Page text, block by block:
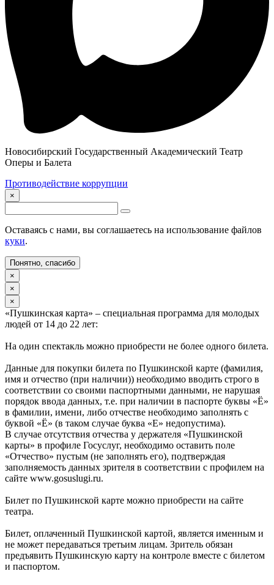
Новосибирский Государственный Академический Театр
Оперы и Балета
Противодействие коррупции
×
Оставаясь с нами, вы соглашаетесь на использование файлов
куки.
Понятно, спасибо
×
×
×
«Пушкинская карта» – специальная программа для молодых
людей от 14 до 22 лет:
На один спектакль можно приобрести не более одного билета.
Данные для покупки билета по Пушкинской карте (фамилия,
имя и отчество (при наличии)) необходимо вводить строго в
соответствии со своими паспортными данными, не нарушая
порядок ввода данных, т.е. при наличии в паспорте буквы «Ё»
в фамилии, имени, либо отчестве необходимо заполнять с
буквой «Ё» (в таком случае буква «Е» недопустима).
В случае отсутствия отчества у держателя «Пушкинской
карты» в профиле Госуслуг, необходимо оставить поле
«Отчество» пустым (не заполнять его), подтверждая
заполняемость данных зрителя в соответствии с профилем на
сайте www.gosuslugi.ru.
Билет по Пушкинской карте можно приобрести на сайте
театра.
Билет, оплаченный Пушкинской картой, является именным и
не может передаваться третьим лицам. Зритель обязан
предъявить Пушкинскую карту на контроле вместе с билетом
и паспортом.